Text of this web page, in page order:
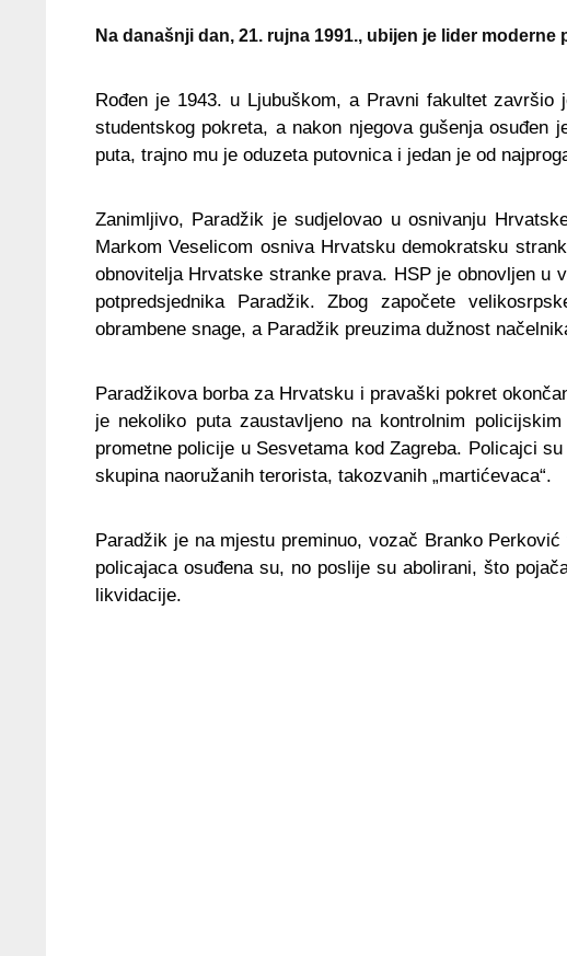
Na današnji dan, 21. rujna 1991., ubijen je lider moderne
Rođen je 1943. u Ljubuškom, a Pravni fakultet
studentskog pokreta, a nakon njegova gušenja
puta, trajno mu je oduzeta putovnica i jedan je od
Zanimljivo, Paradžik je sudjelovao u osnivanju
Markom Veselicom osniva Hrvatsku demokratsku
obnovitelja Hrvatske stranke prava. HSP je obnovljen u
potpredsjednika Paradžik. Zbog započete
obrambene snage, a Paradžik preuzima dužnost
Paradžikova borba za Hrvatsku i pravaški pokret
je nekoliko puta zaustavljeno na kontrolnim
prometne policije u Sesvetama kod Zagreba. Policajci
skupina naoružanih terorista, takozvanih „martićevaca“.
Paradžik je na mjestu preminuo, vozač Branko
policajaca osuđena su, no poslije su abolirani, što
likvidacije.